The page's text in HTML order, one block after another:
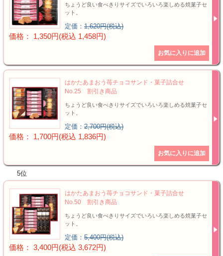
ちょうど良い食べきりサイズでいろいろ楽しめる焼菓子セ
ット。
定価： 1,620円(税込)
価格： 1,350円(税込 1,458円)
はかたあまおう苺チョコサンド・菓子詰合せ
No.25 割引き商品
ちょうど良い食べきりサイズでいろいろ楽しめる焼菓子セ
ット。
定価： 2,700円(税込)
価格： 1,700円(税込 1,836円)
5位
はかたあまおう苺チョコサンド・菓子詰合せ
No.50 割引き商品
ちょうど良い食べきりサイズでいろいろ楽しめる焼菓子セ
ット。
定価： 5,400円(税込)
価格： 3,400円(税込 3,672円)